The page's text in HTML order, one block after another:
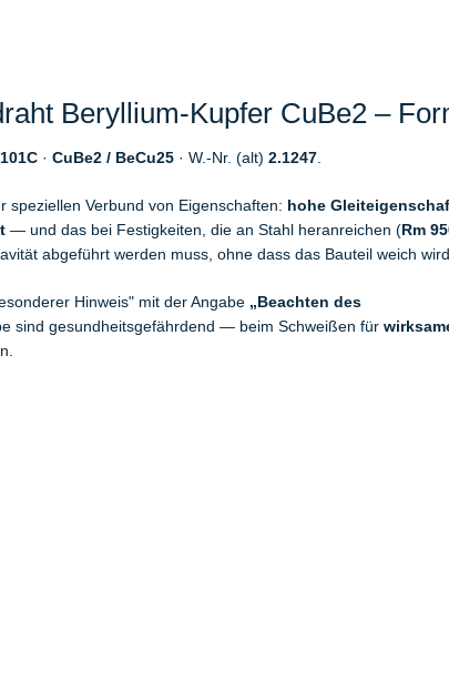
Beryllium-Kupfer CuBe2 –
· CuBe2 / BeCu25 · W.-Nr. (alt) 2.1247
Verbund von Eigenschaften: hohe
— und das bei Festigkeiten, die an Stahl heranreichen (Rm
abgeführt werden muss, ohne dass das Bauteil weich wird.
Hinweis" mit der Angabe „Beachten des
sind gesundheitsgefährdend — beim Schweißen für